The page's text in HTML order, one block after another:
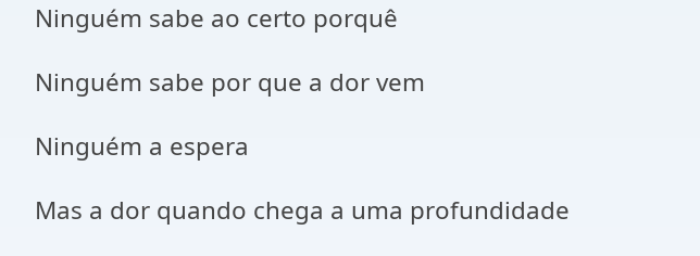
Ninguém sabe ao certo porquê
Ninguém sabe por que a dor vem
Ninguém a espera
Mas a dor quando chega a uma profundidade